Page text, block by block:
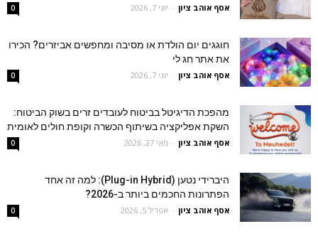
אסף אוהב ציון - יוני 7, 2026 0
חוגגים יום הולדת או מסיבה ומחפשים אביזרים? הכירו
את אתר חג לי
אסף אוהב ציון - יוני 7, 2026 0
מהפכת הדיגיטל בביטוח לעובדים זרים בשוק הביטוח:
השקת אפליקציה בשיתוף הכשרה וקופת חולים לאומית
אסף אוהב ציון - מאי 27, 2026 0
היברידי נטען (Plug-in Hybrid): למה זה אחד
הפתרונות החכמים ביותר ב-2026?
אסף אוהב ציון - אפריל 5, 2026 0